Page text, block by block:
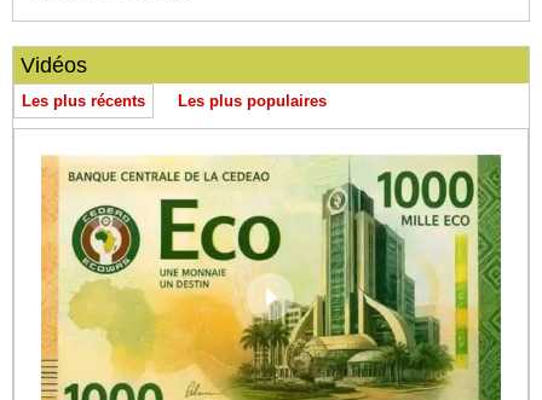
Vidéos
Les plus récents Les plus populaires